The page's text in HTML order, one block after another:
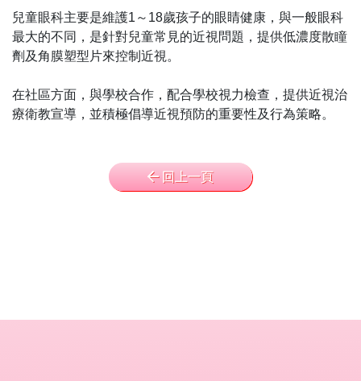
兒童眼科主要是維護1～18歲孩子的眼睛健康，與一般眼科
最大的不同，是針對兒童常見的近視問題，提供低濃度散瞳
劑及角膜塑型片來控制近視。
在社區方面，與學校合作，配合學校視力檢查，提供近視治
療衛教宣導，並積極倡導近視預防的重要性及行為策略。
回上一頁